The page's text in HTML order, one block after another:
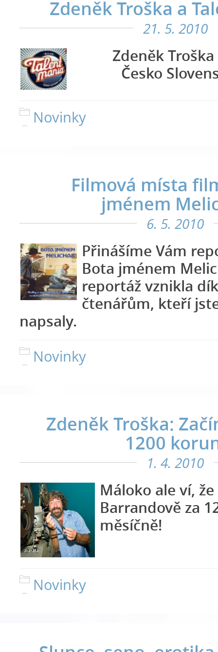
Zdeněk Troška a
21. 5. 2010
Zdeněk
Česko
Novinky
Filmová místa
jménem
6. 5. 2010
Přinášíme Vám
Bota jménem
reportáž vznikla
čtenářům, kteří
napsaly.
Novinky
Zdeněk Troška:
1200
1. 4. 2010
Máloko ale ví,
Barrandově za
měsíčně!
Novinky